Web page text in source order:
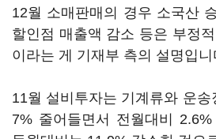
12월 소매판매의 경우 소국산
할인점 매출액 감소 등은 부정
이라는 게 기재부 측의 설명입니
11월 설비투자는 기계류와 운
7% 줄어들면서 전월대비